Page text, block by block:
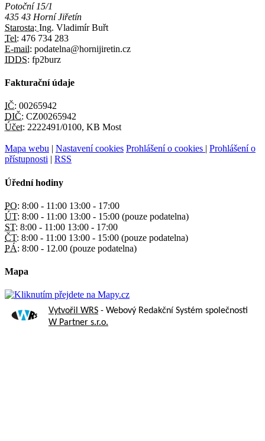
Potoční 15/1
435 43 Horní Jiřetín
Starosta: Ing. Vladimír Buřt
Tel: 476 734 283
E-mail: podatelna@hornijiretin.cz
IDDS: fp2burz
Fakturační údaje
IČ: 00265942
DIČ: CZ00265942
Účet: 2222491/0100, KB Most
Mapa webu | Nastavení cookies Prohlášení o cookies | Prohlášení o
přístupnosti | RSS
Úřední hodiny
PO: 8:00 - 11:00 13:00 - 17:00
ÚT: 8:00 - 11:00 13:00 - 15:00 (pouze podatelna)
ST: 8:00 - 11:00 13:00 - 17:00
ČT: 8:00 - 11:00 13:00 - 15:00 (pouze podatelna)
PÁ: 8:00 - 12.00 (pouze podatelna)
Mapa
Vytvořil WRS - Webový Redakční Systém společnosti
W Partner s.r.o.